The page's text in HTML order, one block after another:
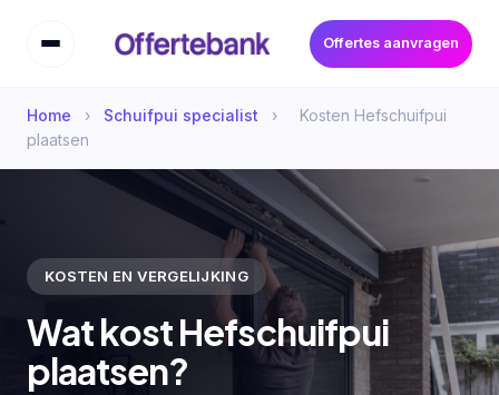
Offertes aanvragen
Home › Schuifpui specialist ›
Kosten Hefschuifpui
plaatsen
KOSTEN EN VERGELIJKING
Wat kost Hefschuifpui
plaatsen?